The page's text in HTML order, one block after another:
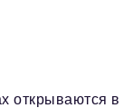
открываются в